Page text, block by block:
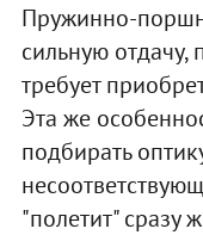
Пружинно-
сильную отдачу,
требует
Эта же
подбирать
"полетит" сразу